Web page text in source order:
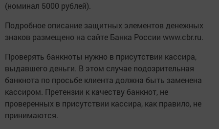
(номинал 5000 рублей).
Подробное описание защитных элементов денежных
знаков размещено на сайте Банка России www.cbr.ru.
Проверять банкноты нужно в присутствии кассира,
выдавшего деньги. В этом случае подозрительная
банкнота по просьбе клиента должна быть заменена
кассиром. Претензии к качеству банкнот, не
проверенных в присутствии кассира, как правило, не
принимаются.